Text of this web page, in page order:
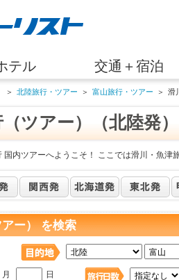
テル 交通＋宿泊
＞ 北陸旅行・ツアー ＞ 富山旅行・ツアー ＞ 滑
ツアー）（北陸発）
国内ツアーへようこそ！ ここでは滑川・魚津
ー） を検索
月 日